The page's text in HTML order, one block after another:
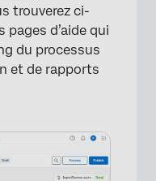
trouverez ci-
pages d’aide qui
du processus
et de rapports